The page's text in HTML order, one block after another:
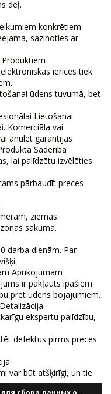
dēļ.
konkrētiem
sazinoties ar
ierīces tiek
ūdens tuvumā, bet
Lietošanai
Komerciāla vai
anulēt garantijas
Saderība
lai palīdzētu izvēlēties
pārbaudīt preces
ziemas
sākuma.
darba dienām. Par
Aprīkojumam
ir pakļauts īpašiem
pret ūdens bojājumiem.
ekspertu palīdzību,
defektus pirms preces
var būt atšķirīgi, un tie